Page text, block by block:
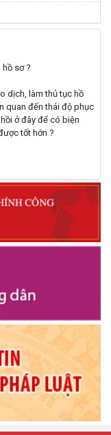
sơ ?
dịch, làm thủ tục hồ
quan đến thái độ phục
ở đây để có biện
tốt hớn ?